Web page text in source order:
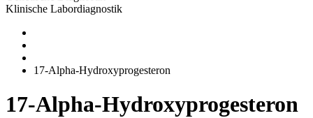
Klinische Labordiagnostik
17-Alpha-Hydroxyprogesteron
17-Alpha-Hydroxyprogesteron